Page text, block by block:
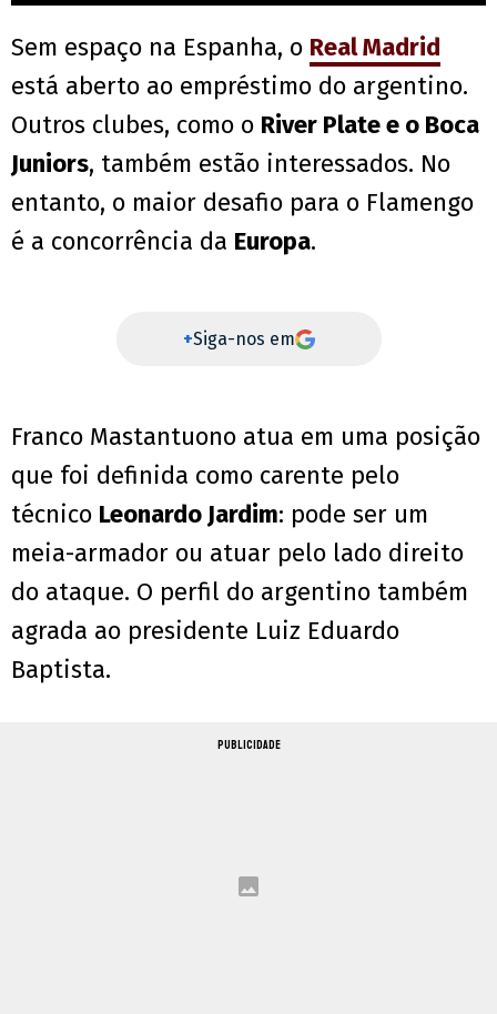
Sem espaço na Espanha, o Real Madrid
está aberto ao empréstimo do argentino.
Outros clubes, como o River Plate e o Boca
Juniors, também estão interessados. No
entanto, o maior desafio para o Flamengo
é a concorrência da Europa.
+Siga-nos em
Franco Mastantuono atua em uma posição
que foi definida como carente pelo
técnico Leonardo Jardim: pode ser um
meia-armador ou atuar pelo lado direito
do ataque. O perfil do argentino também
agrada ao presidente Luiz Eduardo
Baptista.
PUBLICIDADE